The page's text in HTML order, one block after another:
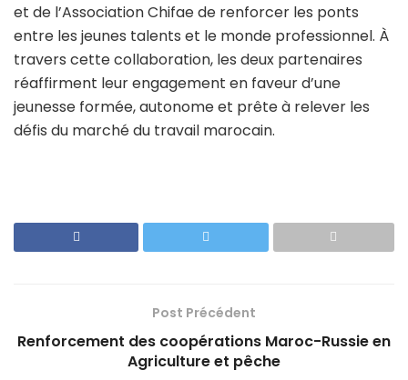
et de l’Association Chifae de renforcer les ponts
entre les jeunes talents et le monde professionnel. À
travers cette collaboration, les deux partenaires
réaffirment leur engagement en faveur d’une
jeunesse formée, autonome et prête à relever les
défis du marché du travail marocain.
Post Précédent
Renforcement des coopérations Maroc-Russie en
Agriculture et pêche